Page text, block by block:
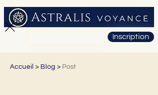
Inscription
Accueil > Blog > Post